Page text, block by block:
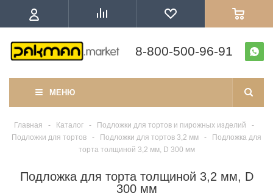
8-800-500-96-91
МЕНЮ
Главная - Каталог - Подложки для тортов и пирожных изделий
-
Подложки для тортов
- Подложки для тортов 3,2 мм -
Подложка для
торта толщиной 3,2 мм, D 300 мм
Подложка для торта толщиной 3,2 мм, D
300 мм